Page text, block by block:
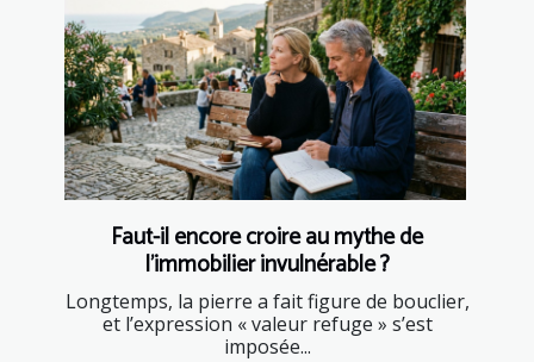
Faut-il encore croire au mythe de
l’immobilier invulnérable ?
Longtemps, la pierre a fait figure de bouclier,
et l’expression « valeur refuge » s’est
imposée...